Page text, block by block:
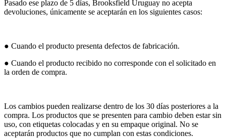
Pasado ese plazo de 5 días, Brooksfield Uruguay no acepta
devoluciones, únicamente se aceptarán en los siguientes casos:
● Cuando el producto presenta defectos de fabricación.
● Cuando el producto recibido no corresponde con el solicitado en
la orden de compra.
Los cambios pueden realizarse dentro de los 30 días posteriores a la
compra. Los productos que se presenten para cambio deben estar sin
uso, con etiquetas colocadas y en su empaque original. No se
aceptarán productos que no cumplan con estas condiciones.